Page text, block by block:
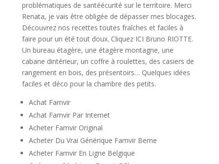
problématiques de santéécurité sur le territoire. Merci
Renata, je vais être obligée de dépasser mes blocages.
Découvrez nos recettes toutes fraîches et faciles à
faire pour un été tout doux. Cliquez ICI Bruno RIOTTE.
Un bureau étagère, une étagère montagne, une
cabane dintérieur, un coffre à roulettes, des casiers de
rangement en bois, des présentoirs… Quelques idées
faciles et déco pour la chambre des petits.
Achat Famvir
Achat Famvir Par Internet
Acheter Famvir Original
Acheter Du Vrai Générique Famvir Berne
Acheter Famvir En Ligne Belgique